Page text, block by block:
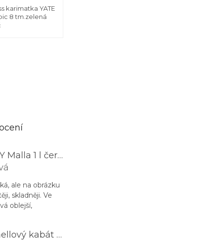
karimatka YATE
8 tm.zelená
Taštička HUSKY Malla 1 l černá
je 3 z 5 hvězdiček.
ale na obrázku
skladněji. Ve
oblejší,
Pánský hardshellový kabát HUSKY Nestia M zelený